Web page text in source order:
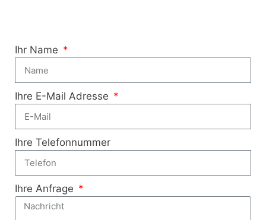
Ihr Name
Ihre E-Mail Adresse
Ihre Telefonnummer
Ihre Anfrage